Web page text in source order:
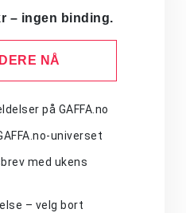
– ingen binding.
NÅ
på GAFFA.no
universet
med ukens
– velg bort